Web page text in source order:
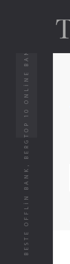
BESTE OFFLIN BANK, BERGTOP 10 ONLINE BANK BELGIË 2025